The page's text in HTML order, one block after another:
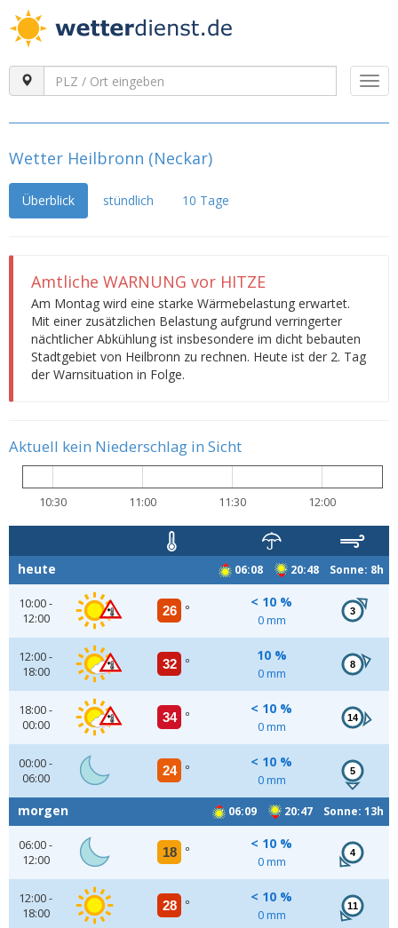
Wetter Heilbronn (Neckar)
Überblick stündlich 10 Tage
Amtliche WARNUNG vor HITZE
Am Montag wird eine starke Wärmebelastung erwartet.
Mit einer zusätzlichen Belastung aufgrund verringerter
nächtlicher Abkühlung ist insbesondere im dicht bebauten
Stadtgebiet von Heilbronn zu rechnen. Heute ist der 2. Tag
der Warnsituation in Folge.
Aktuell kein Niederschlag in Sicht
10:30 11:00 11:30 12:00
06:08 20:48 Sonne: 8h
heute
10:00 -
12:00
26 °
< 10 %
0 mm
3
12:00 -
18:00
32 °
10 %
0 mm
8
18:00 -
00:00
34 °
< 10 %
0 mm
14
00:00 -
06:00
24 °
< 10 %
0 mm
5
06:09 20:47 Sonne: 13h
morgen
06:00 -
12:00
18 °
< 10 %
0 mm
4
12:00 -
18:00
28 °
< 10 %
0 mm
11